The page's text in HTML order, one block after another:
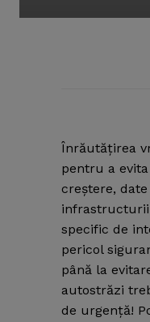
Înrăutăţirea
pentru a
creştere,
infrastructurii
specific de
pericol
până la
autostrăzi
de urgenţă!